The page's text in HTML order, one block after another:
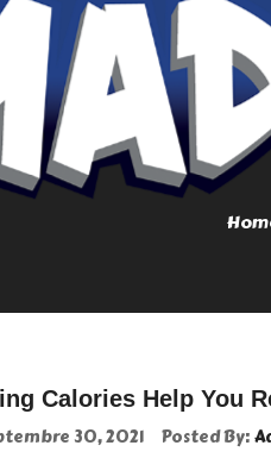
Calories Help You
30, 2021 Posted By: